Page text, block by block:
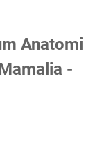
Anatomi
-